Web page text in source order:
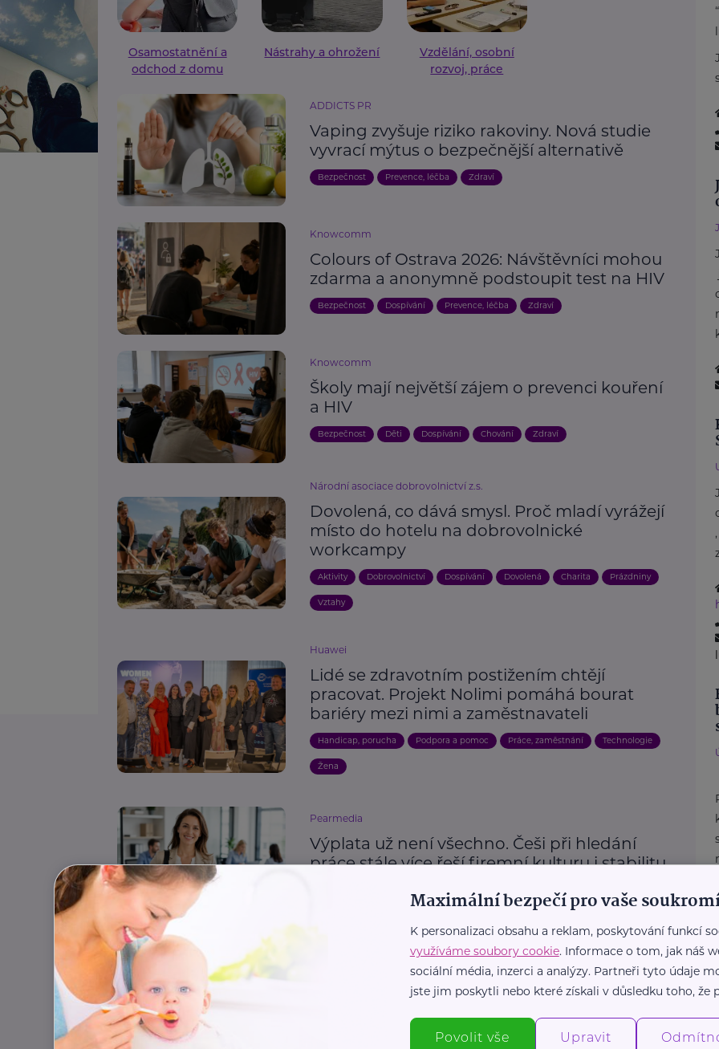
Osamostatnění a
odchod z domu
Nástrahy a ohrožení
Vzdělání, osobní
rozvoj, práce
ADDICTS PR
Vaping zvyšuje riziko rakoviny. Nová studie
vyvrací mýtus o bezpečnější alternativě
Bezpečnost Prevence, léčba Zdraví
Knowcomm
Colours of Ostrava 2026: Návštěvníci mohou
zdarma a anonymně podstoupit test na HIV
Bezpečnost Dospívání Prevence, léčba Zdraví
Knowcomm
Školy mají největší zájem o prevenci kouření
a HIV
Bezpečnost Děti Dospívání Chování Zdraví
Národní asociace dobrovolnictví z.s.
Dovolená, co dává smysl. Proč mladí vyrážejí
místo do hotelu na dobrovolnické
workcampy
Aktivity Dobrovolnictví Dospívání Dovolená Charita Prázdniny
Vztahy
Huawei
Lidé se zdravotním postižením chtějí
pracovat. Projekt Nolimi pomáhá bourat
bariéry mezi nimi a zaměstnavateli
Handicap, porucha Podpora a pomoc Práce, zaměstnání Technologie
Žena
Pearmedia
Výplata už není všechno. Češi při hledání
práce stále více řeší firemní kulturu i stabilitu
Další články
Maximální bezpečí pro vaše
K personalizaci obsahu a reklam, poskytování funkcí
využíváme soubory cookie. Informace o tom, jak náš
sociální média, inzerci a analýzy. Partneři tyto údaje
jste jim poskytli nebo které získali v důsledku toho, že
Povolit vše Upravit